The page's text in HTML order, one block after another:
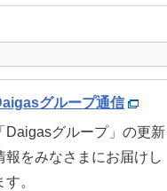
グループ通信
「Daigasグループ」の更新
報をみなさまにお届けし
す。